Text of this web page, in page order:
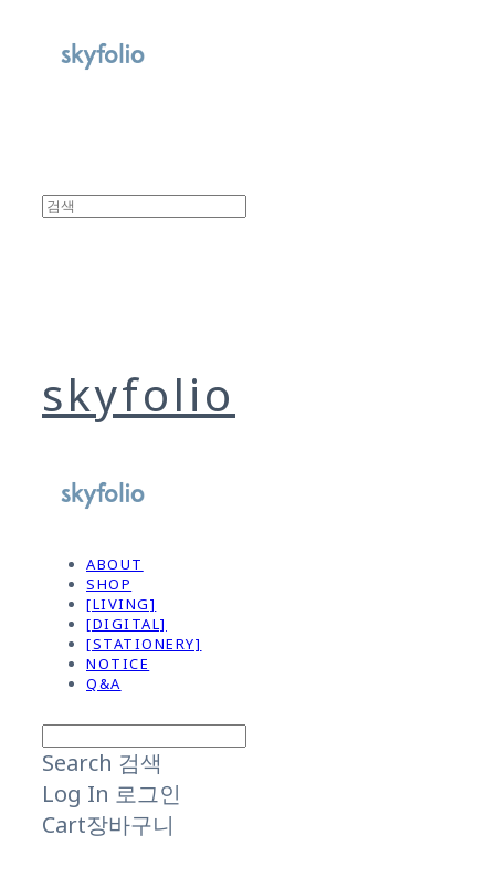
skyfolio
ABOUT
SHOP
[LIVING]
[DIGITAL]
[STATIONERY]
NOTICE
Q&A
Search 검색
Log In 로그인
Cart장바구니